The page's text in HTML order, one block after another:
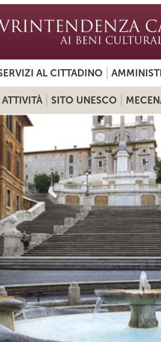
AL CITTADINO
ATTIVITÀ SITO UNESCO